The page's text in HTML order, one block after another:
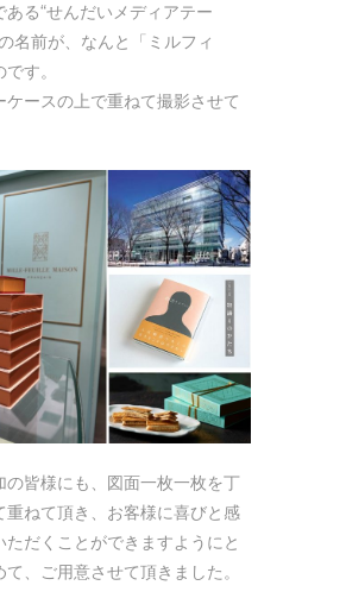
ある“せんだいメディアテー
名前が、なんと「ミルフィ
す。
ケースの上で重ねて撮影させて
の皆様にも、図面一枚一枚を丁
重ねて頂き、お客様に喜びと感
ただくことができますようにと
、ご用意させて頂きました。